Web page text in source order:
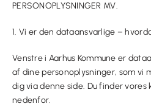
PERSONOPLYSNINGER MV.
1. Vi er den dataansvarlige –
Venstre i Aarhus Kommune er
af dine personoplysninger, som vi
dig via denne side. Du finder
nedenfor.